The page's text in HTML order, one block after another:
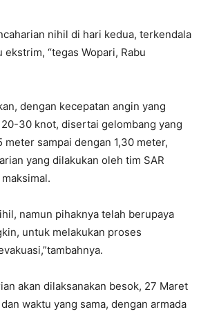
nihil di hari kedua, terkendala
“tegas Wopari, Rabu
dengan kecepatan angin yang
30 knot, disertai gelombang yang
sampai dengan 1,30 meter,
yang dilakukan oleh tim SAR
namun pihaknya telah berupaya
untuk melakukan proses
akan dilaksanakan besok, 27 Maret
waktu yang sama, dengan armada